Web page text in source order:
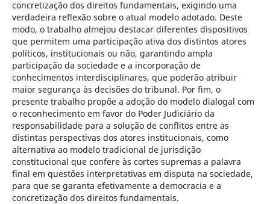
concretização dos direitos fundamentais, exigindo uma
verdadeira reflexão sobre o atual modelo adotado. Deste
modo, o trabalho almejou destacar diferentes dispositivos
que permitem uma participação ativa dos distintos atores
políticos, institucionais ou não, garantindo ampla
participação da sociedade e a incorporação de
conhecimentos interdisciplinares, que poderão atribuir
maior segurança às decisões do tribunal. Por fim, o
presente trabalho propõe a adoção do modelo dialogal com
o reconhecimento em favor do Poder Judiciário da
responsabilidade para a solução de conflitos entre as
distintas perspectivas dos atores institucionais, como
alternativa ao modelo tradicional de jurisdição
constitucional que confere às cortes supremas a palavra
final em questões interpretativas em disputa na sociedade,
para que se garanta efetivamente a democracia e a
concretização dos direitos fundamentais.